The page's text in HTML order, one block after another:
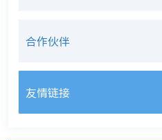
合作伙伴
友情链接